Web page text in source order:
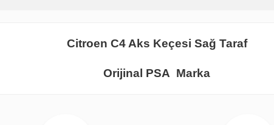
Citroen C4 Aks Keçesi Sağ Taraf
Orijinal PSA Marka